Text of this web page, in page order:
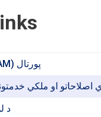
افغانستان (SWAXAM) پورتال
اصلاحاتو او ملکي
د